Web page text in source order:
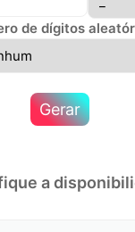
de dígitos
Gerar
a